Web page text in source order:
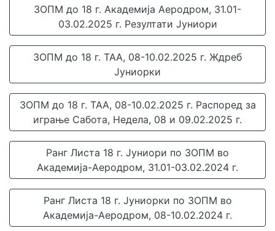
ЗОПМ до 18 г. Академија Аеродром, 31.01-
03.02.2025 г. Резултати Јуниори
ЗОПМ до 18 г. ТАА, 08-10.02.2025 г. Ждреб
Јуниорки
ЗОПМ до 18 г. ТАА, 08-10.02.2025 г. Распоред за
играње Сабота, Недела, 08 и 09.02.2025 г.
Ранг Листа 18 г. Јуниори по ЗОПМ во
Академија-Аеродром, 31.01-03.02.2024 г.
Ранг Листа 18 г. Јуниорки по ЗОПМ во
Академија-Аеродром, 08-10.02.2024 г.